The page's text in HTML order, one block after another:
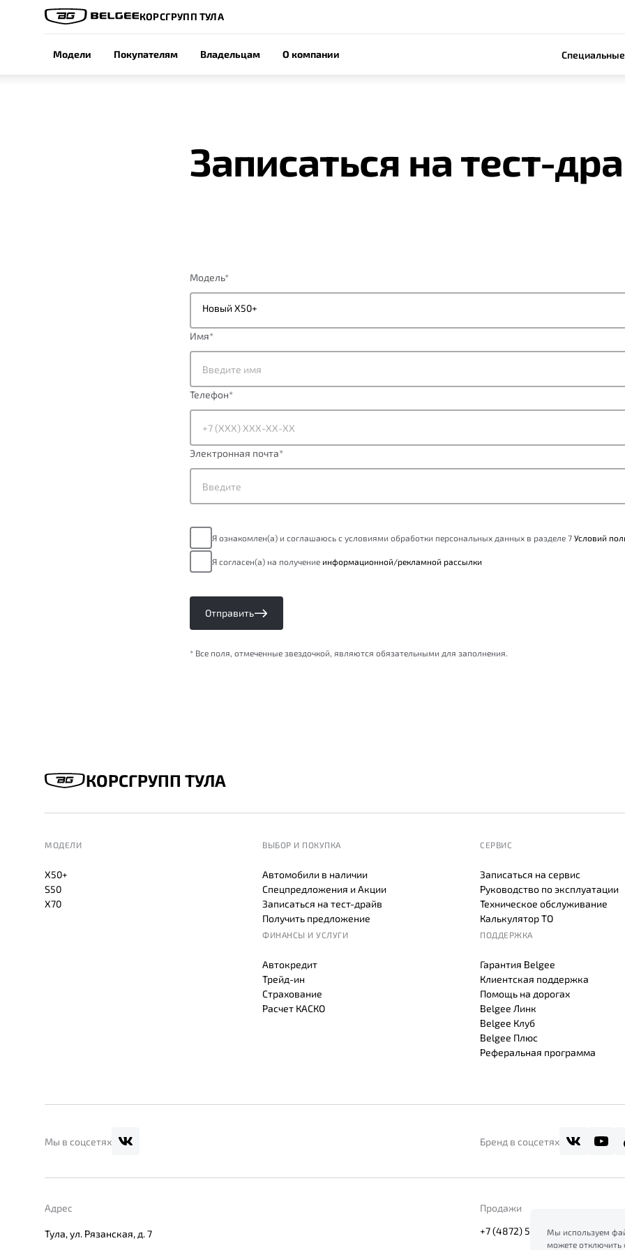
КОРСГРУПП ТУЛА
Модели Покупателям Владельцам О компании
Записаться на тест-
Модель*
Новый X50+
Имя*
Телефон*
Электронная почта*
Я ознакомлен(а) и соглашаюсь с условиями обработки персональных данных в разделе 7 Условий
Я согласен(а) на получение информационной/рекламной рассылки
Отправить
* Все поля, отмеченные звездочкой, являются обязательными для заполнения.
КОРСГРУПП ТУЛА
МОДЕЛИ
X50+
S50
X70
ВЫБОР И ПОКУПКА
Автомобили в наличии
Спецпредложения и Акции
Записаться на тест-драйв
Получить предложение
ФИНАНСЫ И УСЛУГИ
Автокредит
Трейд-ин
Страхование
Расчет КАСКО
СЕРВИС
Записаться на сервис
Руководство по эксплуатации
Техническое обслуживание
Калькулятор ТО
ПОДДЕРЖКА
Гарантия Belgee
Клиентская поддержка
Помощь на дорогах
Belgee Линк
Belgee Клуб
Belgee Плюс
Реферальная программа
Мы в соцсетях Бренд в соцсетях
Адрес
Тула, ул. Рязанская, д. 7
Продажи
+7 (4872) 57-72-01Мы используем
можете отключить